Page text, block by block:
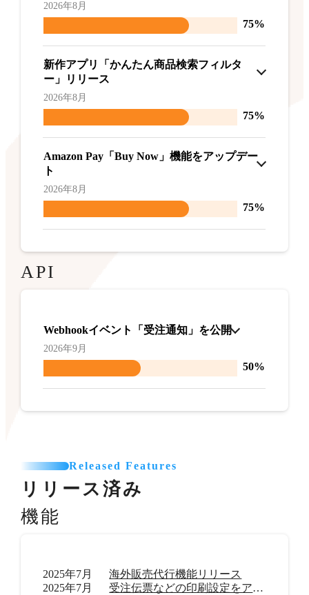
2026年8月
75%
新作アプリ「かんたん商品検索フィルタ
ー」リリース
2026年8月
75%
Amazon Pay「Buy Now」機能をアップデー
ト
2026年8月
75%
API
Webhookイベント「受注通知」を公開
2026年9月
50%
Released Features
リリース済み
機能
2025年7月
海外販売代行機能リリース
2025年7月
受注伝票などの印刷設定をアップデート